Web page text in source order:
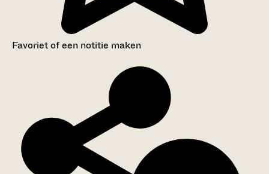
Favoriet of een notitie maken